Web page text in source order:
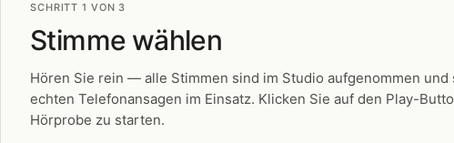
SCHRITT 1 VON 3
Stimme wählen
Hören Sie rein — alle Stimmen sind im Studio aufgenommen und
echten Telefonansagen im Einsatz. Klicken Sie auf den Play-
Hörprobe zu starten.